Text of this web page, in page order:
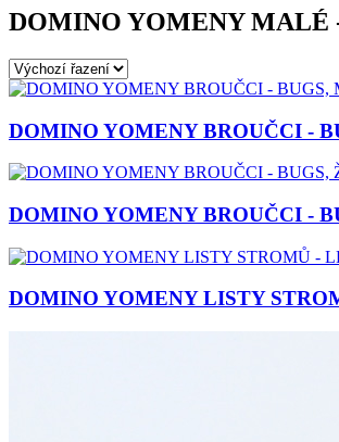
DOMINO YOMENY MALÉ
DOMINO YOMENY BROUČCI -
DOMINO YOMENY BROUČCI -
DOMINO YOMENY LISTY